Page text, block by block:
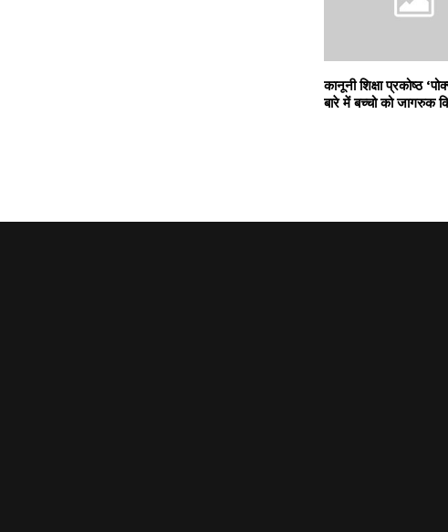
कानूनी शिक्षा प्रकोष्ठ
बारे में बच्चो को जागरुक